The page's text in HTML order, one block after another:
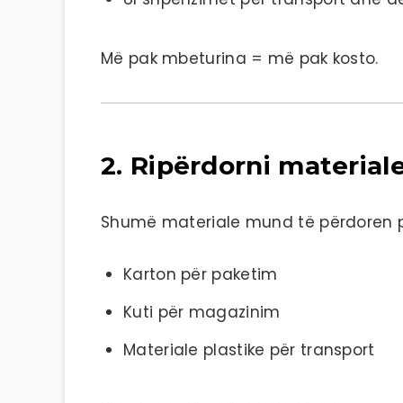
Më pak mbeturina = më pak kosto.
2. Ripërdorni
Shumë materiale mund të përdoren
Karton për paketim
Kuti për magazinim
Materiale plastike për transport